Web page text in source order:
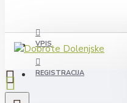
VPIS
REGISTRACIJA